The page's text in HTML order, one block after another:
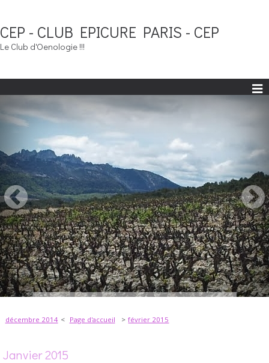
CEP - CLUB EPICURE PARIS - CEP
Le Club d'Oenologie !!!
décembre 2014 Page d'accueil février 2015
Janvier 2015